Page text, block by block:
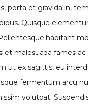
porta et gravida in,
Quisque
habitant
et malesuada fames ac
ut ex sagittis, eu
fermentum arcu
volutpat.